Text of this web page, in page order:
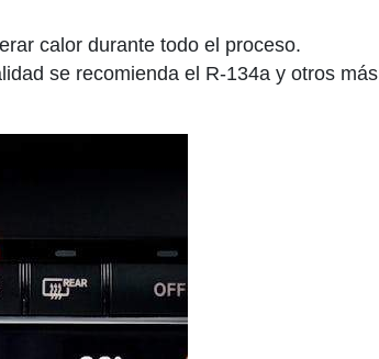
calor durante todo el proceso.
se recomienda el R-134a y otros más